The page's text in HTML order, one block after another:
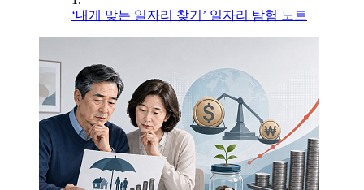
‘내게 맞는 일자리 찾기’ 일자리 탐험 노트